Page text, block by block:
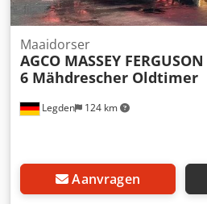
Legden 124 km
Maaidorser
AGCO MASSEY FERGUSON
6 Mähdrescher Oldtimer
Aanvragen